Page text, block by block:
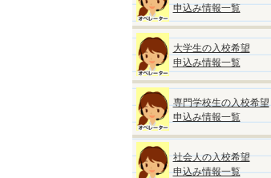
申込み情報一覧
大学生の入校希望
申込み情報一覧
専門学校生の入校希望
申込み情報一覧
社会人の入校希望
申込み情報一覧